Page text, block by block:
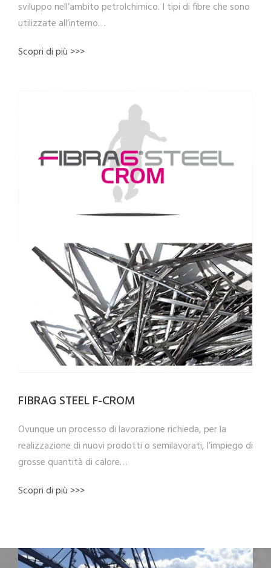
sviluppo nell’ambito petrolchimico. I tipi di fibre che sono
utilizzate all’interno…
Scopri di più >>>
FIBRAG STEEL F-CROM
Ovunque un processo di lavorazione richieda, per la
realizzazione di nuovi prodotti o semilavorati, l’impiego di
grosse quantità di calore…
Scopri di più >>>